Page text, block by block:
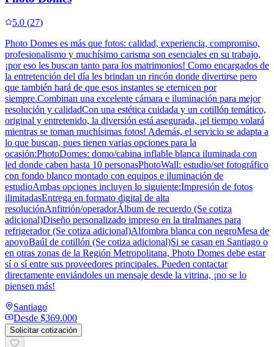
5.0 (27)
Photo Domes es más que fotos: calidad, experiencia, compromiso,
profesionalismo y muchísimo carisma son esenciales en su trabajo,
¡por eso les buscan tanto para los matrimonios! Como encargados de
la entretención del día les brindan un rincón donde divertirse pero
que también hará de que esos instantes se eternicen por
siempre.Combinan una excelente cámara e iluminación para mejor
resolución y calidadCon una estética cuidada y un cotillón temático,
original y entretenido, la diversión está asegurada, ¡el tiempo volará
mientras se toman muchísimas fotos! Además, el servicio se adapta a
lo que buscan, pues tienen varias opciones para la
ocasión:PhotoDomes: domo/cabina inflable blanca iluminada con
led donde caben hasta 10 personasPhotoWall: estudio/set fotográfico
con fondo blanco montado con equipos e iluminación de
estudioAmbas opciones incluyen lo siguiente:Impresión de fotos
ilimitadasEntrega en formato digital de alta
resoluciónAnfitrión/operadorÁlbum de recuerdo (Se cotiza
adicional)Diseño personalizado impreso en la tiraImanes para
refrigerador (Se cotiza adicional)Alfombra blanca con negroMesa de
apoyoBaúl de cotillón (Se cotiza adicional)Si se casan en Santiago o
en otras zonas de la Región Metropolitana, Photo Domes debe estar
sí o sí entre sus proveedores principales. Pueden contactar
directamente enviándoles un mensaje desde la vitrina, ¡no se lo
piensen más!
Santiago
Desde $369.000
Solicitar cotización